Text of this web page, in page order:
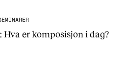
er komposisjon i dag?